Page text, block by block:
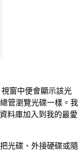
視窗中便會顯示該光
管瀏覽光碟一樣。我
料庫加入到我的最愛
光碟、外接硬碟或隨